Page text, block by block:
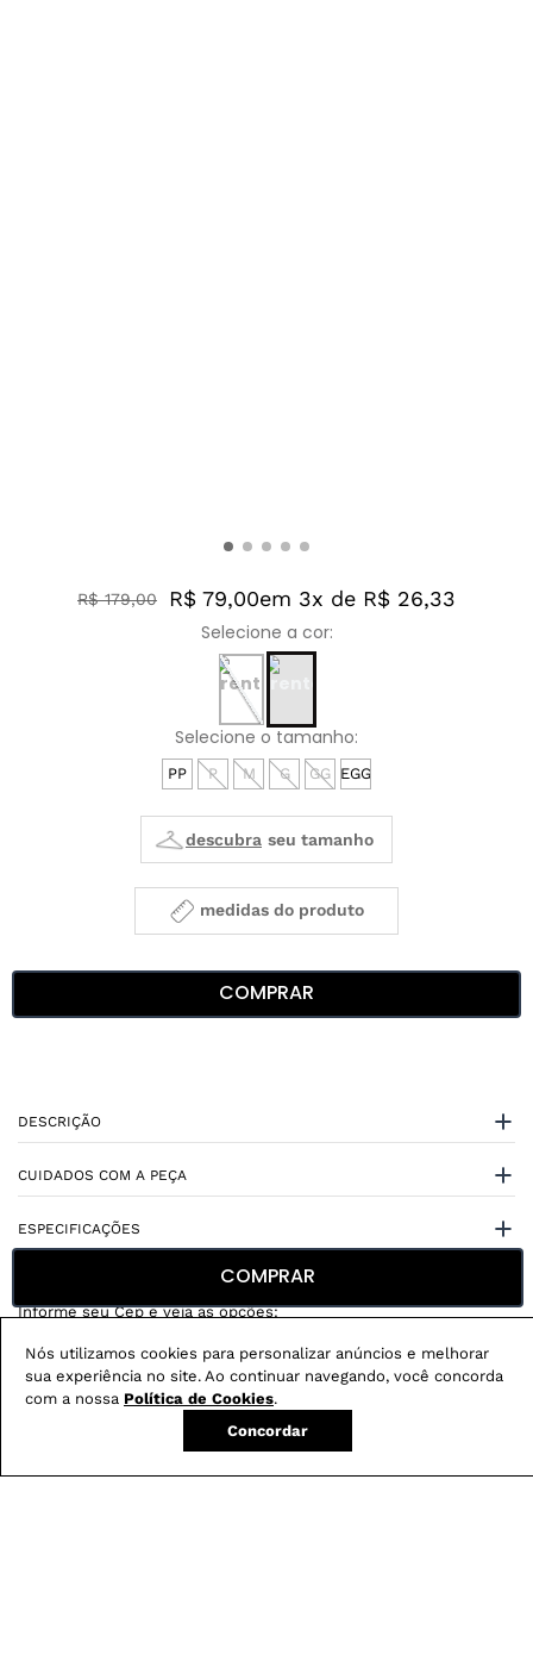
Nós utilizamos cookies para personalizar anúncios e melhorar
sua experiência no site. Ao continuar navegando, você concorda
com a nossa Política de Cookies.
Concordar
R$ 179,00 R$ 79,00em 3x de R$ 26,33
PP P M G GG EGG
medidas do produto
COMPRAR
DESCRIÇÃO
CUIDADOS COM A PEÇA
ESPECIFICAÇÕES
Não sei meu CEP
COMPRAR